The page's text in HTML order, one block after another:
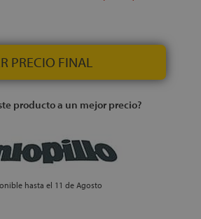
PRECIO FINAL
producto a un mejor precio?
hasta el 11 de Agosto